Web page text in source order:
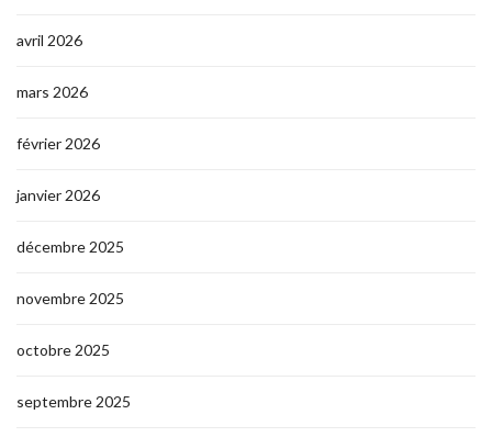
avril 2026
mars 2026
février 2026
janvier 2026
décembre 2025
novembre 2025
octobre 2025
septembre 2025